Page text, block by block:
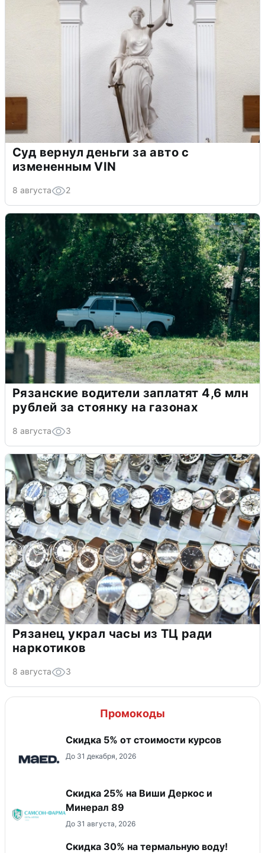
Суд вернул деньги за авто с
измененным VIN
8 августа 2
Рязанские водители заплатят 4,6 млн
рублей за стоянку на газонах
8 августа 3
Рязанец украл часы из ТЦ ради
наркотиков
8 августа 3
Промокоды
Скидка 5% от стоимости курсов
До 31 декабря, 2026
Скидка 25% на Виши Деркос и
Минерал 89
До 31 августа, 2026
Скидка 30% на термальную воду!